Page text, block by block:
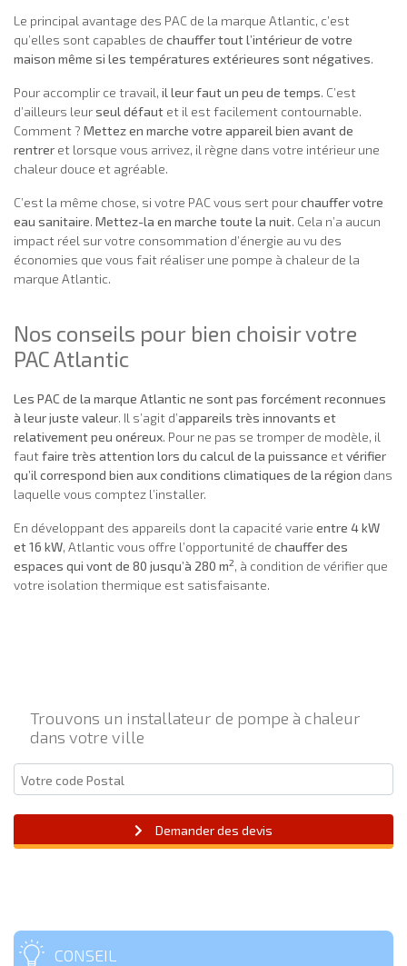
Le principal avantage des PAC de la marque Atlantic, c’est
qu’elles sont capables de chauffer tout l’intérieur de votre
maison même si les températures extérieures sont négatives.
Pour accomplir ce travail, il leur faut un peu de temps. C’est
d’ailleurs leurseul défaut et il est facilement contournable.
Comment ? Mettez en marche votre appareil bien avant de
rentrer et lorsque vous arrivez, il règne dans votre intérieur une
chaleur douce et agréable.
C’est la même chose, si votre PAC vous sert pourchauffer votre
eau sanitaire. Mettez-la en marche toute la nuit. Cela n’a aucun
impact réel sur votre consommation d’énergie au vu des
économies que vous fait réaliser une pompe à chaleur de la
marque Atlantic.
Nos conseils pour bien choisir votre
PAC Atlantic
Les PAC de la marque Atlantic ne sont pas forcément reconnues
à leur juste valeur. Il s’agit d’appareils très innovants et
relativement peu onéreux. Pour ne pas se tromper de modèle, il
fautfaire très attention lors du calcul de la puissance etvérifier
qu’il correspond bien aux conditions climatiques de la région dans
laquelle vous comptez l’installer.
En développant des appareils dont la capacité varie entre 4 kW
et 16 kW, Atlantic vous offre l’opportunité de chauffer des
espaces qui vont de 80 jusqu’à 280 m2, à condition de vérifier que
votre isolation thermique est satisfaisante.
Trouvons un installateur de pompe à chaleur
dans votre ville
Demander des devis
CONSEIL